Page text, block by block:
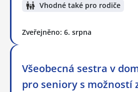
Vhodné také pro rodiče
Zveřejněno: 6. srpna
Všeobecná sestra v
pro seniory s možností